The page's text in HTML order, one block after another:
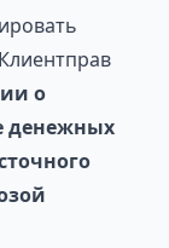
о
денежных